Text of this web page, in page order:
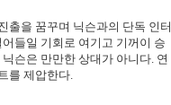
출을 꿈꾸며 닉슨과의 단독 인터
들일 기회로 여기고 기꺼이 승
슨은 만만한 상대가 아니다. 연
를 제압한다.